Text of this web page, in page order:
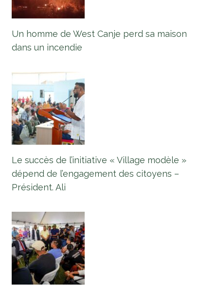
Un homme de West Canje perd sa maison
dans un incendie
Le succès de l’initiative « Village modèle »
dépend de l’engagement des citoyens –
Président. Ali